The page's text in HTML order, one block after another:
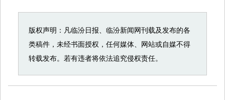
版权声明：凡临汾日报、临汾新闻网刊载及发布的各
类稿件，未经书面授权，任何媒体、网站或自媒不得
转载发布。若有违者将依法追究侵权责任。